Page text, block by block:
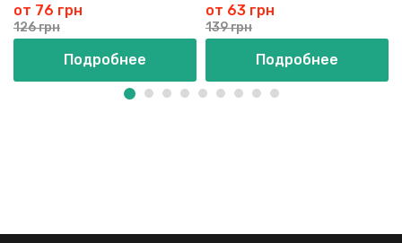
от 76 грн
126 грн
Подробнее
от 63 грн
139 грн
Подробнее